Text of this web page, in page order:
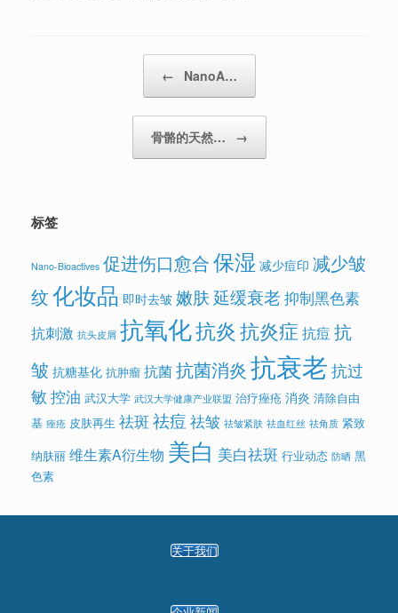
← NanoA…
骨骼的天然… →
标签
Nano-Bioactives 促进伤口愈合保湿 减少痘印 减少皱
纹化妆品 即时去皱嫩肤延缓衰老抑制黑色素
抗刺激 抗头皮屑 抗氧化抗炎抗炎症 抗痘 抗
皱 抗糖基化 抗肿瘤 抗菌抗菌消炎 抗衰老 抗过
敏 控油 武汉大学 武汉大学健康产业联盟 治疗痤疮 消炎 清除自由
基 痤疮 皮肤再生 祛斑 祛痘 祛皱 祛皱紧肤 祛血红丝 祛角质 紧致
纳肤丽 维生素A衍生物 美白 美白祛斑 行业动态 防晒 黑
色素
关于我们